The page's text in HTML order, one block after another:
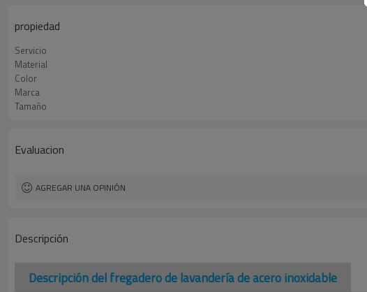
propiedad
Servicio
Material
Color
Marca
Tamaño
Evaluacion
AGREGAR UNA OPINIÓN
Descripción
Descripción del fregadero de lavandería de acero inoxidable